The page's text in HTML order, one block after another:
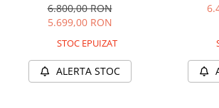
Pliabila
Tip Scuter
CIV Inclus
6.800,00 RON
5.699,00 RON
STOC EPUIZAT
ALERTA STOC
permis,